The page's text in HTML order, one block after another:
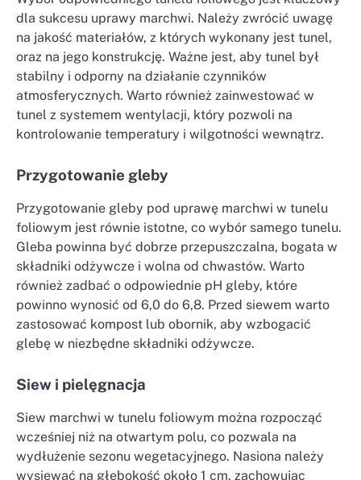
dla sukcesu uprawy marchwi. Należy zwrócić uwagę
na jakość materiałów, z których wykonany jest tunel,
oraz na jego konstrukcję. Ważne jest, aby tunel był
stabilny i odporny na działanie czynników
atmosferycznych. Warto również zainwestować w
tunel z systemem wentylacji, który pozwoli na
kontrolowanie temperatury i wilgotności wewnątrz.
Przygotowanie gleby
Przygotowanie gleby pod uprawę marchwi w tunelu
foliowym jest równie istotne, co wybór samego tunelu.
Gleba powinna być dobrze przepuszczalna, bogata w
składniki odżywcze i wolna od chwastów. Warto
również zadbać o odpowiednie pH gleby, które
powinno wynosić od 6,0 do 6,8. Przed siewem warto
zastosować kompost lub obornik, aby wzbogacić
glebę w niezbędne składniki odżywcze.
Siew i pielęgnacja
Siew marchwi w tunelu foliowym można rozpocząć
wcześniej niż na otwartym polu, co pozwala na
wydłużenie sezonu wegetacyjnego. Nasiona należy
wysiewać na głębokość około 1 cm, zachowując